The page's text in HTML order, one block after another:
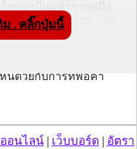
ของบนหลังรถของเทศ
งกันอีกทั้งมีการเทอาหาร
ห็นด้วยกับการที่พ่อค้า
ม . คลิ๊กปุ่มนี้
อนไลน์| เว็บบอร์ด
อัตรา